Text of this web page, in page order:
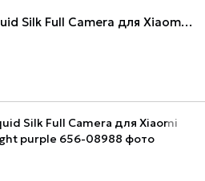
Чохол TPU GETMAN Liquid Silk Full Camera для Xiaomi Redmi Note 15 Pro+ 5G Midnight Blue